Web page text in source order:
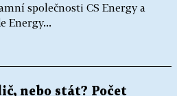
společnosti CS Energy a
Energy...
nebo stát? Počet